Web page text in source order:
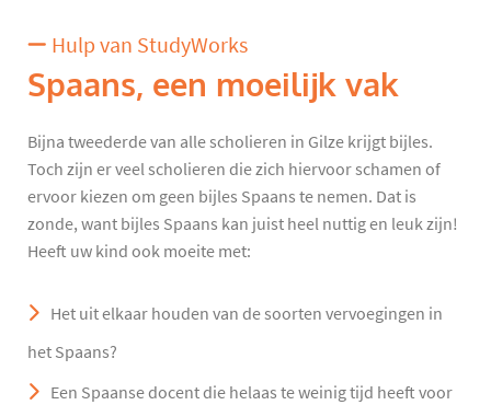
Hulp van StudyWorks
Spaans, een moeilijk vak
Bijna tweederde van alle scholieren in Gilze krijgt bijles.
Toch zijn er veel scholieren die zich hiervoor schamen of
ervoor kiezen om geen bijles Spaans te nemen. Dat is
zonde, want bijles Spaans kan juist heel nuttig en leuk zijn!
Heeft uw kind ook moeite met:
Het uit elkaar houden van de soorten vervoegingen in
het Spaans?
Een Spaanse docent die helaas te weinig tijd heeft voor